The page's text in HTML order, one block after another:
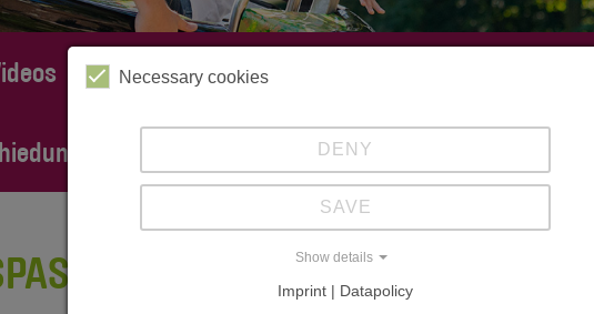
Videos Kabinenbahn
Familie Tietz
Necessary cookies
DENY
SAVE
Show details
Imprint | Datapolicy